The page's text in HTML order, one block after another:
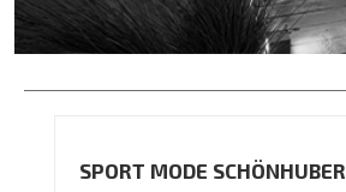
SPORT MODE SCHÖNHUBER